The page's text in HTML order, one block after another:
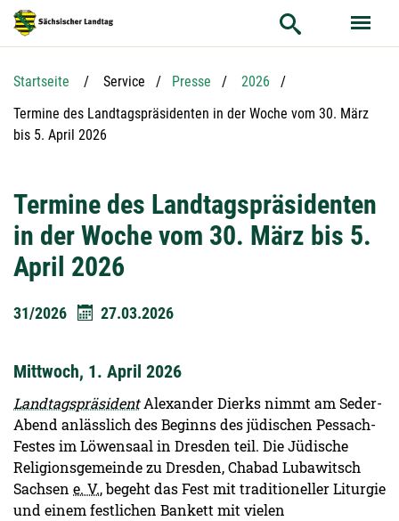
Hauptnavigation
Hauptinhalt
Service
Startseite Service Presse
2026
Aktuelle Seite:
Termine des Landtagspräsidenten in der Woche vom 30. März
bis 5. April 2026
Termine des Landtagspräsidenten
in der Woche vom 30. März bis 5.
April 2026
31/2026 27.03.2026
Mittwoch, 1. April 2026
LandtagspräsidentAlexander Dierks nimmt am Seder-
Abend anlässlich des Beginns des jüdischen Pessach-
Festes im Löwensaal in Dresden teil. Die Jüdische
Religionsgemeinde zu Dresden, Chabad Lubawitsch
Sachsen e. V., begeht das Fest mit traditioneller Liturgie
und einem festlichen Bankett mit vielen